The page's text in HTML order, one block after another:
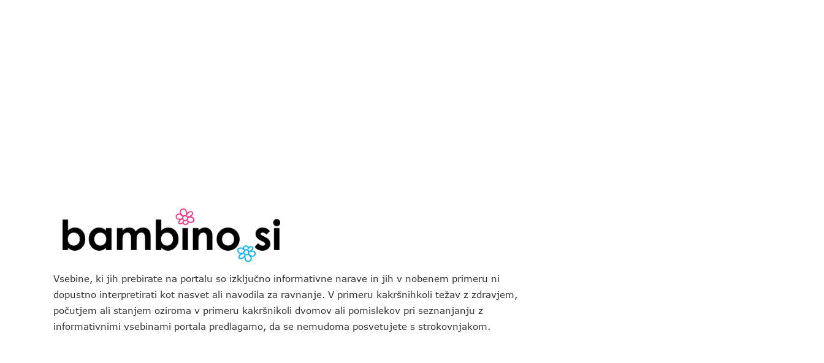
Vsebine, ki jih prebirate na portalu so izključno informativne narave in jih v nobenem primeru ni
dopustno interpretirati kot nasvet ali navodila za ravnanje. V primeru kakršnihkoli težav z zdravjem,
počutjem ali stanjem oziroma v primeru kakršnikoli dvomov ali pomislekov pri seznanjanju z
informativnimi vsebinami portala predlagamo, da se nemudoma posvetujete s strokovnjakom.